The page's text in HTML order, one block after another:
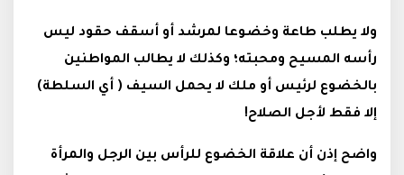
ولا يطلب طاعة وخضوعا لمرشد أو أسقف حقود ليس
رأسه المسيح ومحبته؛ وكذلك لا يطالب المواطنين
بالخضوع لرئيس أو ملك لا يحمل السيف ( أي السلطة)
إلا فقط لأجل الصلاح!
واضح إذن أن علاقة الخضوع للرأس بين الرجل والمرأة